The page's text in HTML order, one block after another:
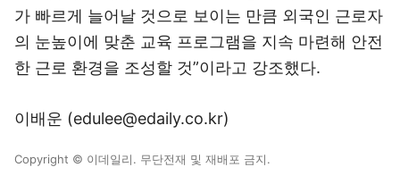
가 빠르게 늘어날 것으로 보이는 만큼 외국인 근로자
의 눈높이에 맞춘 교육 프로그램을 지속 마련해 안전
한 근로 환경을 조성할 것”이라고 강조했다.
이배운 (edulee@edaily.co.kr)
Copyright © 이데일리. 무단전재 및 재배포 금지.